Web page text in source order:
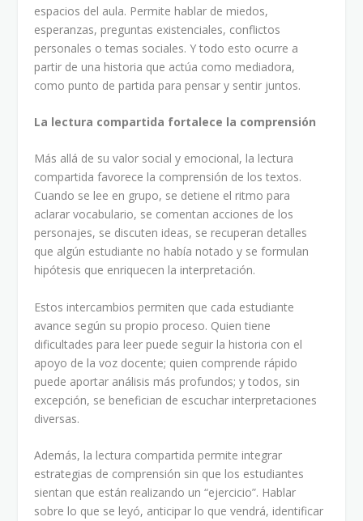
espacios del aula. Permite hablar de miedos,
esperanzas, preguntas existenciales, conflictos
personales o temas sociales. Y todo esto ocurre a
partir de una historia que actúa como mediadora,
como punto de partida para pensar y sentir juntos.
La lectura compartida fortalece la comprensión
Más allá de su valor social y emocional, la lectura
compartida favorece la comprensión de los textos.
Cuando se lee en grupo, se detiene el ritmo para
aclarar vocabulario, se comentan acciones de los
personajes, se discuten ideas, se recuperan detalles
que algún estudiante no había notado y se formulan
hipótesis que enriquecen la interpretación.
Estos intercambios permiten que cada estudiante
avance según su propio proceso. Quien tiene
dificultades para leer puede seguir la historia con el
apoyo de la voz docente; quien comprende rápido
puede aportar análisis más profundos; y todos, sin
excepción, se benefician de escuchar interpretaciones
diversas.
Además, la lectura compartida permite integrar
estrategias de comprensión sin que los estudiantes
sientan que están realizando un “ejercicio”. Hablar
sobre lo que se leyó, anticipar lo que vendrá, identificar